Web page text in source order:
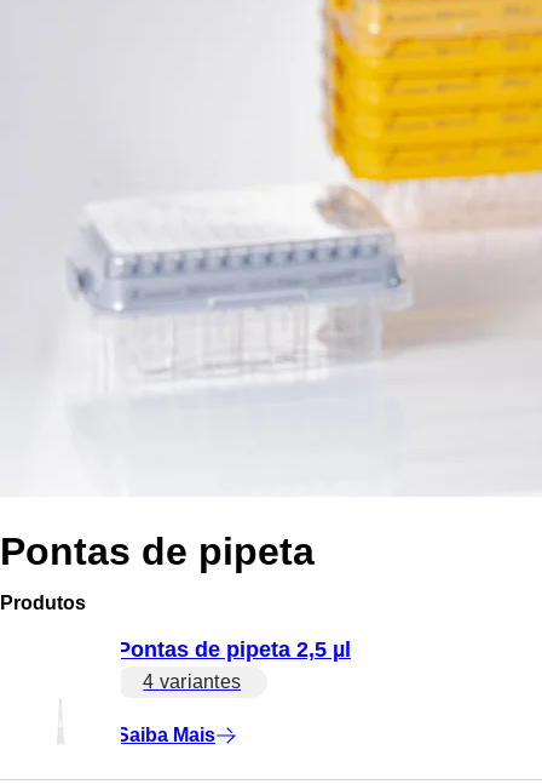
Pontas de pipeta
Produtos
Pontas de pipeta 2,5 µl
4 variantes
Saiba Mais